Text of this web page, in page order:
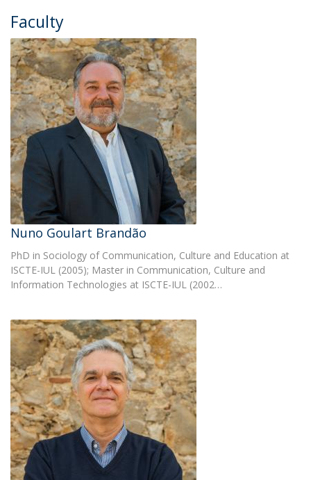
Faculty
Nuno Goulart Brandão
PhD in Sociology of Communication, Culture and Education at
ISCTE-IUL (2005); Master in Communication, Culture and
Information Technologies at ISCTE-IUL (2002…